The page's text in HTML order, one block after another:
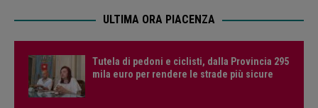
ULTIMA ORA PIACENZA
Tutela di pedoni e ciclisti, dalla Provincia 295
mila euro per rendere le strade più sicure